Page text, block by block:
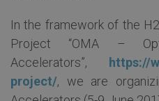
In the framework of the
Project “OMA –
Accelerators”, https://
project/, we are